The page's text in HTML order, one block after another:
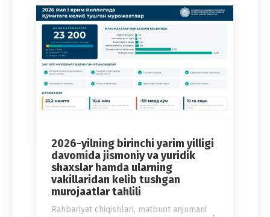
2026-yilning birinchi yarim yilligi
davomida jismoniy va yuridik
shaxslar hamda ularning
vakillaridan kelib tushgan
murojaatlar tahlili
Rahbariyat chiqishlari, matbuot anjumani